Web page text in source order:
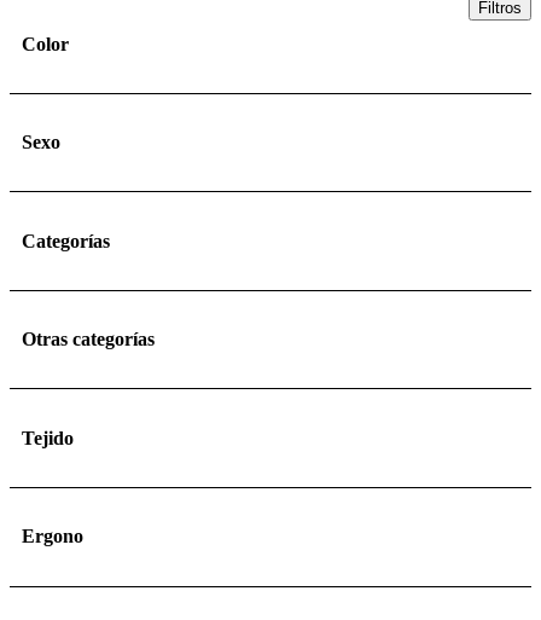
Filtros
Color
Sexo
Categorías
Otras categorías
Tejido
Ergono